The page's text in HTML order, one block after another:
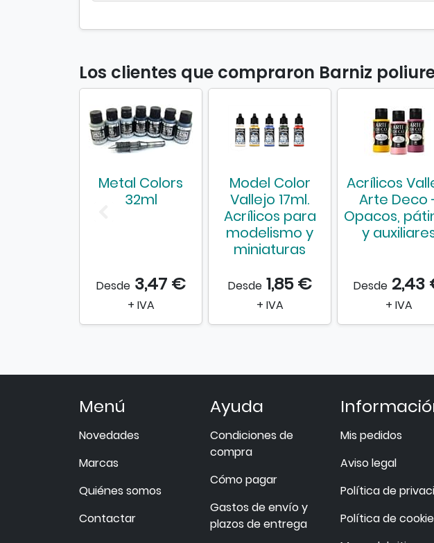
Los clientes que compraron Barniz
Metal Colors
32ml
Desde 3,47 €
+ IVA
Model Color
Vallejo 17ml.
Acrílicos para
modelismo y
miniaturas
Desde 1,85 €
+ IVA
Acrílicos
Arte Deco
Opacos,
y
Desde 2,43
+ IVA
Menú
Novedades
Marcas
Quiénes somos
Contactar
Ayuda
Condiciones de
compra
Cómo pagar
Gastos de envío y
plazos de entrega
Mis pedidos
Aviso legal
Política de
Política de